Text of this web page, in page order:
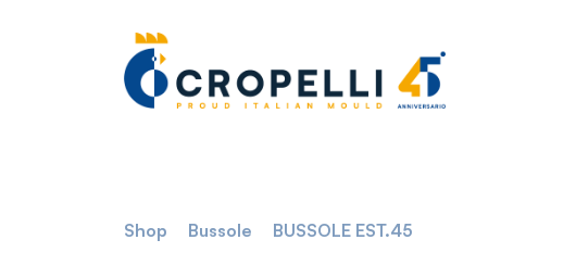
Shop Bussole BUSSOLE EST.45